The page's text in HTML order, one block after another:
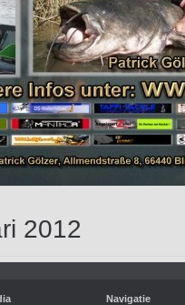
2012
Navigatie